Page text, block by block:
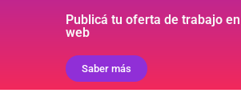
Publicá tu oferta de trabajo
web
Saber más